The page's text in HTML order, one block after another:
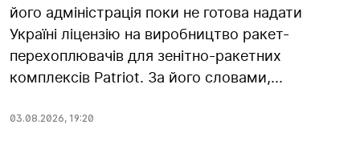
його адміністрація поки не готова надати
Україні ліцензію на виробництво ракет-
перехоплювачів для зенітно-ракетних
комплексів Patriot. За його словами,...
03.08.2026, 19:20